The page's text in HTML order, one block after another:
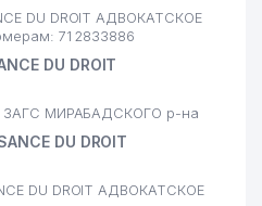
DU DROIT АДВОКАТСКОЕ
71 2833886
DU DROIT
ЗАГС МИРАБАДСКОГО р-на
DU DROIT
DU DROIT АДВОКАТСКОЕ